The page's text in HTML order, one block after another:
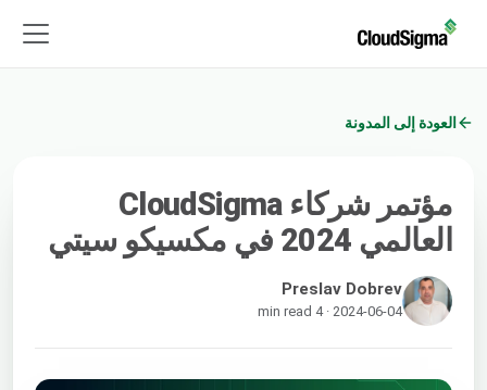
العودة إلى المدونة
مؤتمر شركاء CloudSigma
العالمي 2024 في مكسيكو سيتي
Preslav Dobrev
2024-06-04 · 4 min read